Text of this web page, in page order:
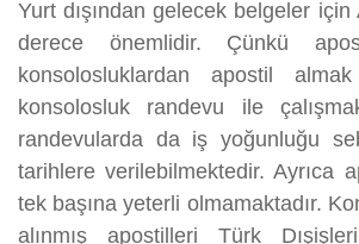
Yurt dışından gelecek belgeler
derece önemlidir. Çünkü
konsolosluklardan apostil
konsolosluk randevu ile
randevularda da iş yoğunluğu
tarihlere verilebilmektedir. Ayrıca
tek başına yeterli olmamaktadır.
alınmış apostilleri Türk